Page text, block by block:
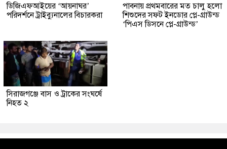
ডিজিএফআইয়ের ‘আয়নাঘর’
পরিদর্শনে ট্রাইব্যুনালের বিচারকরা
পাবনায় প্রথমবারের মত চালু হলো
শিশুদের সফট ইনডোর প্লে-গ্রাউন্ড
‘পিএস ডিসনে প্লে-গ্রাউন্ড’
সিরাজগঞ্জে বাস ও ট্রাকের সংঘর্ষে
নিহত ২